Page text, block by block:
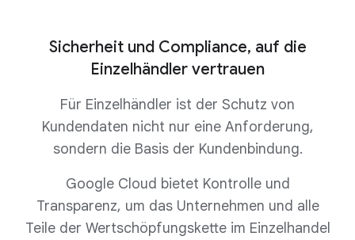
Sicherheit und Compliance, auf die
Einzelhändler vertrauen
Für Einzelhändler ist der Schutz von
Kundendaten nicht nur eine Anforderung,
sondern die Basis der Kundenbindung.
Google Cloud bietet Kontrolle und
Transparenz, um das Unternehmen und alle
Teile der Wertschöpfungskette im Einzelhandel